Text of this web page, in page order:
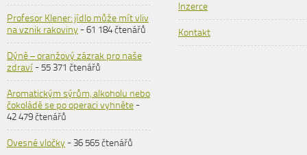
Profesor Klener: jídlo může mít vliv
na vznik rakoviny- 61 184 čtenářů
Dýně – oranžový zázrak pro naše
zdraví- 55 371 čtenářů
Aromatickým sýrům, alkoholu nebo
čokoládě se po operaci vyhněte-
42 479 čtenářů
Ovesné vločky- 36 565 čtenářů
Inzerce
Kontakt